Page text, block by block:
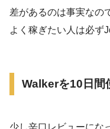
差があるのは事実なの
よく稼ぎたい人は必ず
Walkerを10日間
少し辛口レビューにな